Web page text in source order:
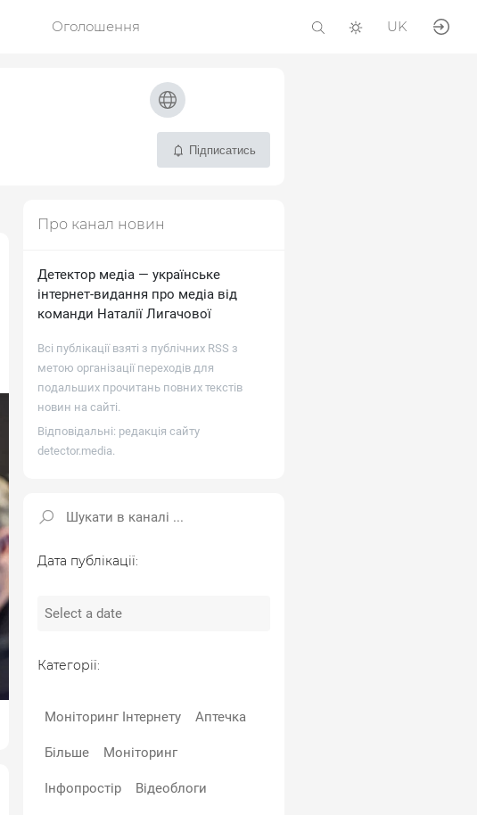
Оголошення UK
Підписатись
Про канал новин
Детектор медіа — українське
інтернет-видання про медіа від
команди Наталії Лигачової
Всі публікації взяті з публічних RSS з
метою організації переходів для
подальших прочитань повних текстів
новин на сайті.
Відповідальні: редакція сайту
detector.media.
Дата публікації:
Категорії:
Моніторинг Інтернету Аптечка
Більше Моніторинг
Інфопростір Відеоблоги